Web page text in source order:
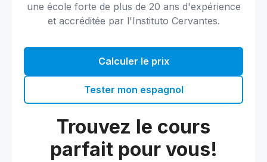
une école forte de plus de 20 ans d'expérience
et accréditée par l'Instituto Cervantes.
Calculer le prix
Tester mon espagnol
Trouvez le cours
parfait pour vous!